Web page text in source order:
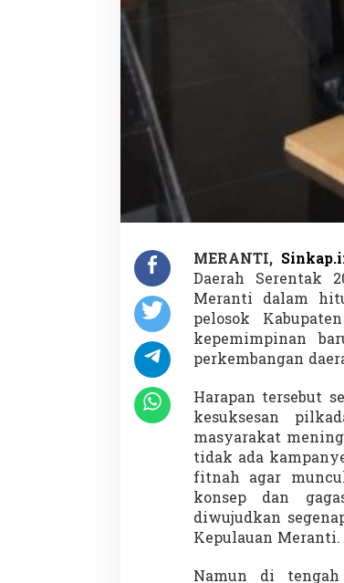
MERANTI,
Daerah Serentak
Meranti dalam
pelosok
kepemimpinan
perkembangan
Harapan tersebut
kesuksesan
masyarakat
tidak ada
fitnah agar
konsep dan
diwujudkan
Kepulauan Meranti.
Namun di
Demonstrasi Gen-Z Guncang
Nepal, PM Mundur Mendadak
Setelah Gedung Parlemen Dibakar
12 September 2025
Cegah
Di